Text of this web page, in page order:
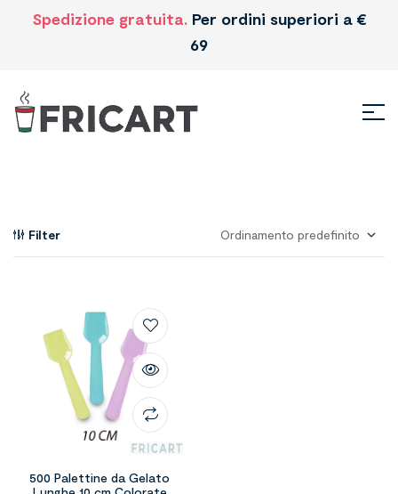
Spedizione gratuita. Per ordini superiori a €
69
Filter
500 Palettine da Gelato